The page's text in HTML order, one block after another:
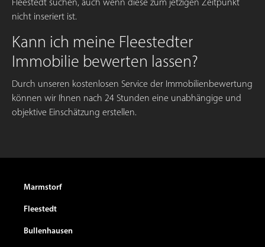
Fleestedt suchen, auch wenn diese zum jetzigen Zeitpunkt
nicht inseriert ist.
Kann ich meine Fleestedter
Immobilie bewerten lassen?
Durch unseren kostenlosen Service der Immobilienbewertung
können wir Ihnen nach 24 Stunden eine unabhängige und
objektive Einschätzung erstellen.
Marmstorf
Fleestedt
Bullenhausen